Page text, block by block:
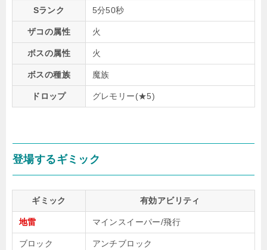
Sランク 5分50秒
ザコの属性 火
ボスの属性 火
ボスの種族 魔族
ドロップ グレモリー(★5)
登場するギミック
ギミック 有効アビリティ
地雷 マインスイーパー/飛行
ブロック アンチブロック